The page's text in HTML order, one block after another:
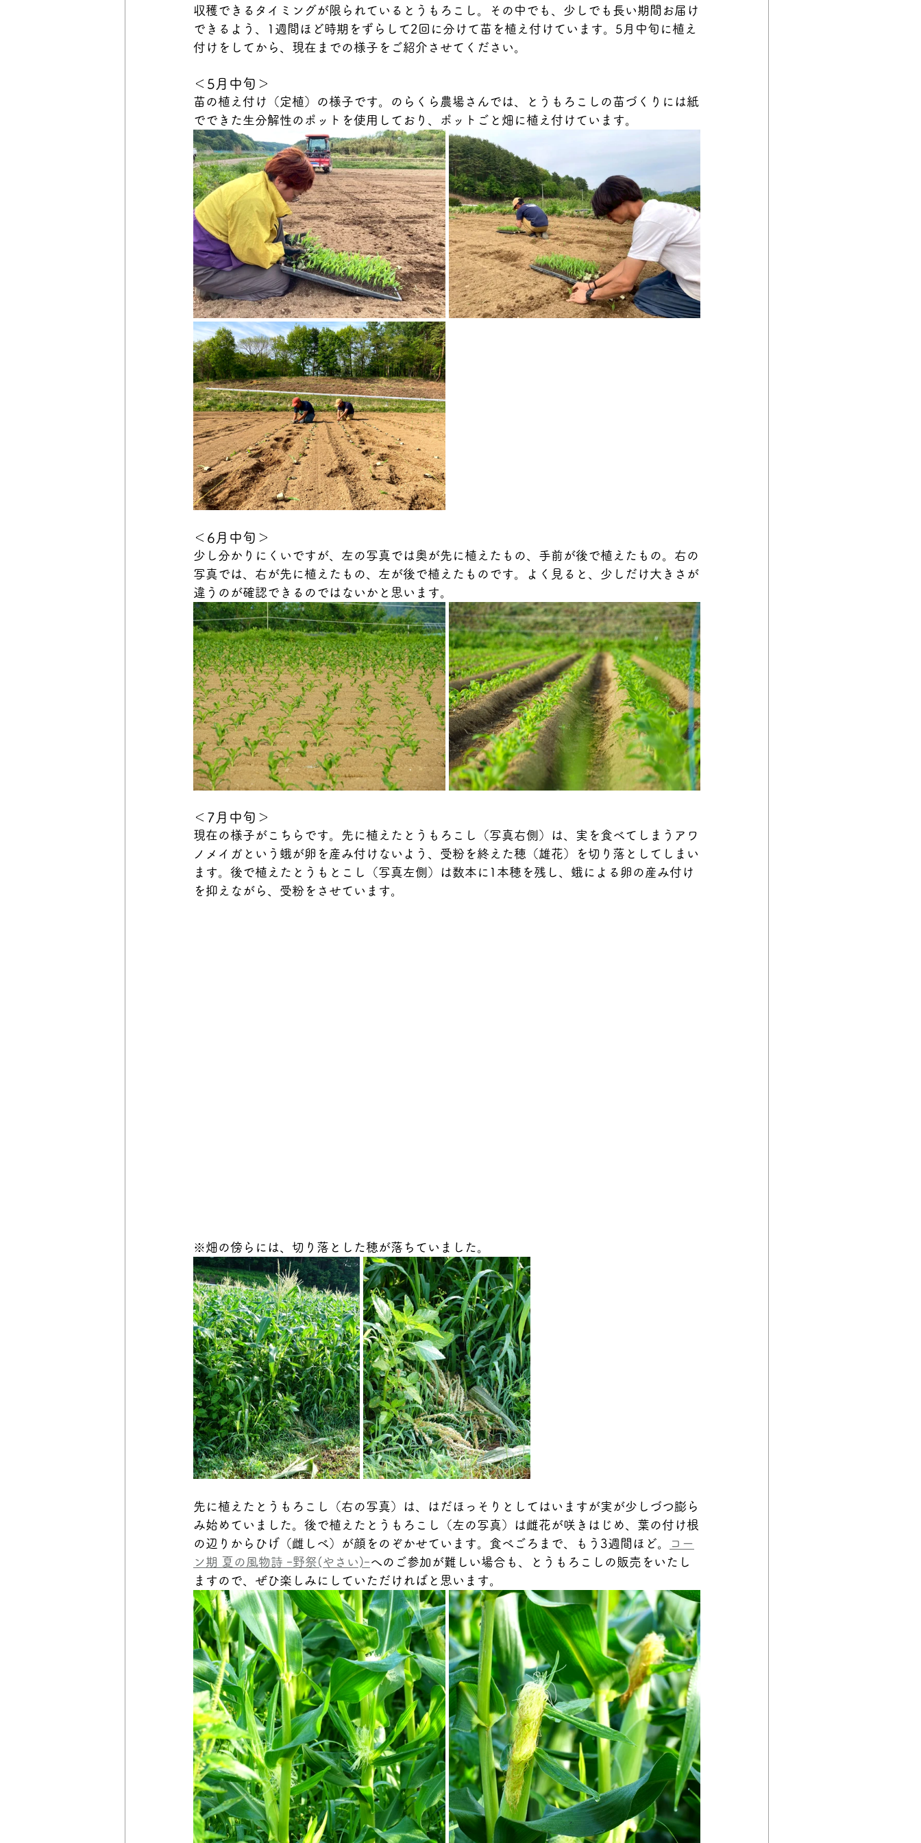
収穫できるタイミングが限られているとうもろこし。その中でも、少しでも長い期間お届け
できるよう、1週間ほど時期をずらして2回に分けて苗を植え付けています。5月中旬に植え
付けをしてから、現在までの様子をご紹介させてください。
＜5月中旬＞
苗の植え付け（定植）の様子です。のらくら農場さんでは、とうもろこしの苗づくりには紙
でできた生分解性のポットを使用しており、ポットごと畑に植え付けています。
＜6月中旬＞
少し分かりにくいですが、左の写真では奥が先に植えたもの、手前が後で植えたもの。右の
写真では、右が先に植えたもの、左が後で植えたものです。よく見ると、少しだけ大きさが
違うのが確認できるのではないかと思います。
＜7月中旬＞
現在の様子がこちらです。先に植えたとうもろこし（写真右側）は、実を食べてしまうアワ
ノメイガという蛾が卵を産み付けないよう、受粉を終えた穂（雄花）を切り落としてしまい
ます。後で植えたとうもとこし（写真左側）は数本に1本穂を残し、蛾による卵の産み付け
を抑えながら、受粉をさせています。
※畑の傍らには、切り落とした穂が落ちていました。
先に植えたとうもろこし（右の写真）は、はだほっそりとしてはいますが実が少しづつ膨ら
み始めていました。後で植えたとうもろこし（左の写真）は雌花が咲きはじめ、葉の付け根
の辺りからひげ（雌しべ）が顔をのぞかせています。食べごろまで、もう3週間ほど。
コー
ン期 夏の風物詩 ｰ野祭(やさい)ｰへのご参加が難しい場合も、とうもろこしの販売をいたし
ますので、ぜひ楽しみにしていただければと思います。